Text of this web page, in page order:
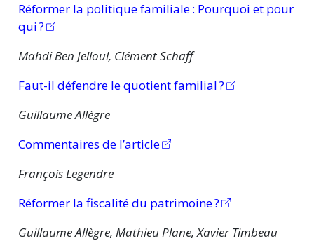
Réformer la politiquefamiliale : Pourquoi et pour
qui ?
Mahdi Ben Jelloul, Clément Schaff
Faut-il défendre le quotientfamilial ?
Guillaume Allègre
Commentaires de l’article
François Legendre
Réformer la fiscalité du patrimoine ?
Guillaume Allègre, Mathieu Plane, Xavier Timbeau